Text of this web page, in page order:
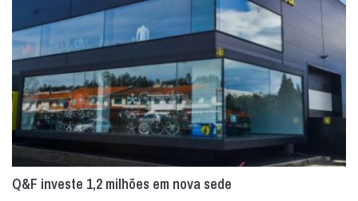
Q&F investe 1,2 milhões em nova sede